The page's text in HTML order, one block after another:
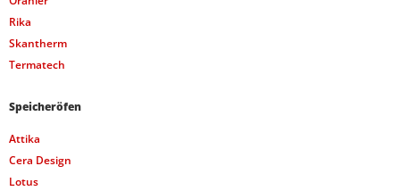
Rika
Skantherm
Termatech
Speicheröfen
Attika
Cera Design
Lotus